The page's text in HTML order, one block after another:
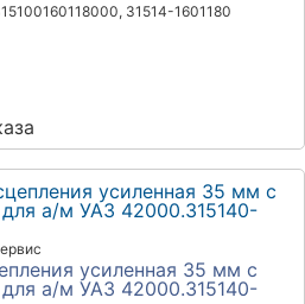
31514-1601180
усиленная 35 мм с
а/м УАЗ 42000.315140-